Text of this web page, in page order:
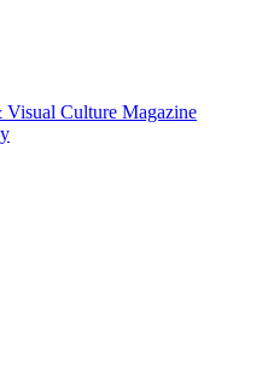
Culture Magazine